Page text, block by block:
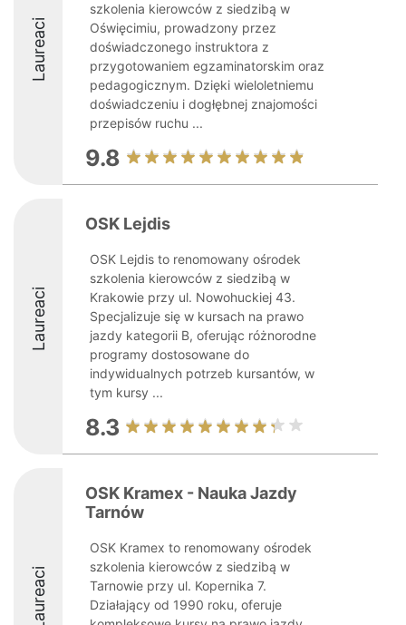
Laureaci
szkolenia kierowców z siedzibą w
Oświęcimiu, prowadzony przez
doświadczonego instruktora z
przygotowaniem egzaminatorskim oraz
pedagogicznym. Dzięki wieloletniemu
doświadczeniu i dogłębnej znajomości
przepisów ruchu ...
9.8
Laureaci
OSK Lejdis
OSK Lejdis to renomowany ośrodek
szkolenia kierowców z siedzibą w
Krakowie przy ul. Nowohuckiej 43.
Specjalizuje się w kursach na prawo
jazdy kategorii B, oferując różnorodne
programy dostosowane do
indywidualnych potrzeb kursantów, w
tym kursy ...
8.3
Laureaci
OSK Kramex - Nauka Jazdy
Tarnów
OSK Kramex to renomowany ośrodek
szkolenia kierowców z siedzibą w
Tarnowie przy ul. Kopernika 7.
Działający od 1990 roku, oferuje